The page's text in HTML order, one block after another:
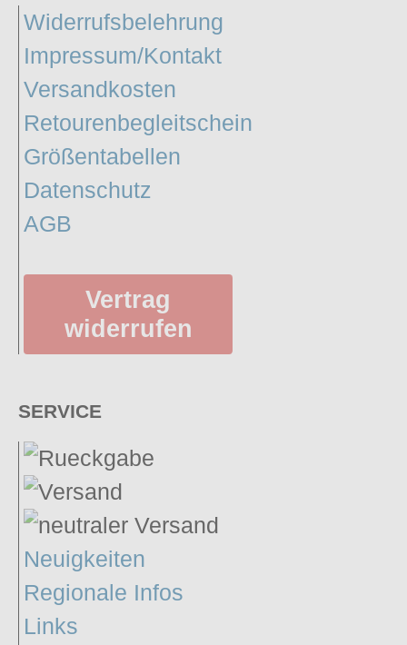
Begriffe
Widerrufsbelehrung
Impressum/Kontakt
Versandkosten
Retourenbegleitschein
Größentabellen
Datenschutz
AGB
Vertrag
widerrufen
SERVICE
Neuigkeiten
Regionale Infos
Links